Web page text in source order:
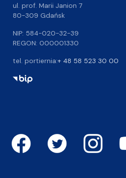
ul. prof. Marii Janion 7
80-309 Gdańsk
NIP: 584-020-32-39
REGON: 000001330
tel. portiernia:+ 48 58 523 30 00